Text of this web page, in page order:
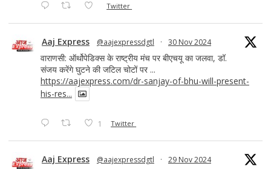
Twitter
Aaj Express @aajexpressdgtl · 30 Nov 2024
वाराणसी: ऑर्थोपेडिक्स के राष्ट्रीय मंच पर बीएचयू का जलवा, डॉ.
संजय करेंगे घुटने की जटिल चोटों पर ...
https://aajexpress.com/dr-sanjay-of-bhu-will-present-
his-res...
1 Twitter
Aaj Express @aajexpressdgtl · 29 Nov 2024